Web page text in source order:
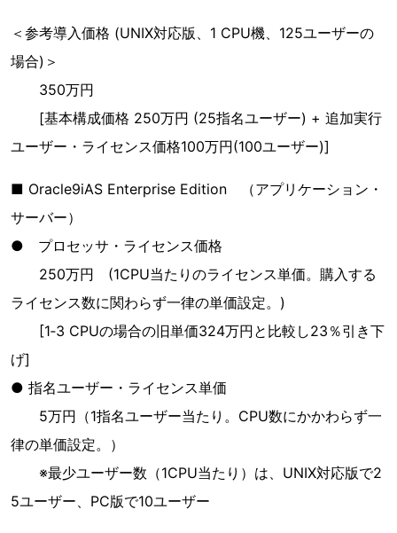
＜参考導入価格 (UNIX対応版、1 CPU機、125ユーザーの
場合)＞
350万円
[基本構成価格 250万円 (25指名ユーザー) + 追加実行
ユーザー・ライセンス価格100万円(100ユーザー)]
■ Oracle9iAS Enterprise Edition （アプリケーション・
サーバー）
● プロセッサ・ライセンス価格
250万円 (1CPU当たりのライセンス単価。購入する
ライセンス数に関わらず一律の単価設定。)
[1‐3 CPUの場合の旧単価324万円と比較し23％引き下
げ]
● 指名ユーザー・ライセンス単価
5万円（1指名ユーザー当たり。CPU数にかかわらず一
律の単価設定。）
※最少ユーザー数（1CPU当たり）は、UNIX対応版で2
5ユーザー、PC版で10ユーザー